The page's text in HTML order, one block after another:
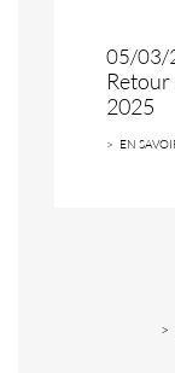
05/03/
Retour
2025
EN